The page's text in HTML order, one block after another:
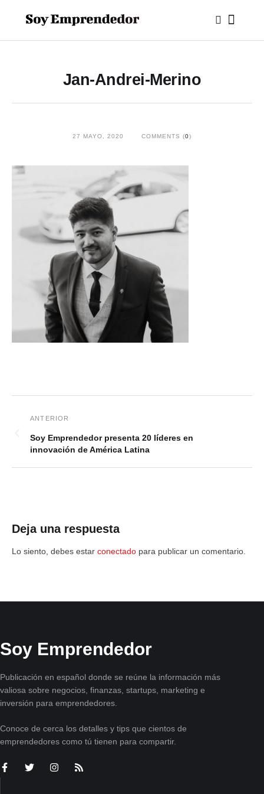
Jan-Andrei-Merino
27 MAYO, 2020 COMMENTS (0)
Soy Emprendedor presenta 20 líderes en
innovación de América Latina
Deja una respuesta
Lo siento, debes estar conectado para publicar un comentario.
Soy Emprendedor
Publicación en español donde se reúne la información más
valiosa sobre negocios, finanzas, startups, marketing e
inversión para emprendedores.
Conoce de cerca los detalles y tips que cientos de
emprendedores como tú tienen para compartir.